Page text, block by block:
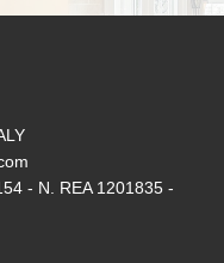
- N. REA 1201835 -